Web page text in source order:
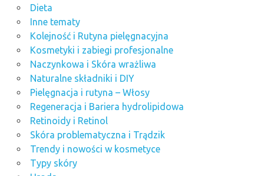
Dieta
Inne tematy
Kolejność i Rutyna pielęgnacyjna
Kosmetyki i zabiegi profesjonalne
Naczynkowa i Skóra wrażliwa
Naturalne składniki i DIY
Pielęgnacja i rutyna – Włosy
Regeneracja i Bariera hydrolipidowa
Retinoidy i Retinol
Skóra problematyczna i Trądzik
Trendy i nowości w kosmetyce
Typy skóry